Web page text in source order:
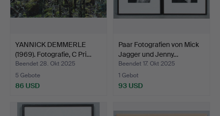
YANNICK DEMMERLE
(1969). Fotografie, C Pri…
Beendet 28. Okt 2025
5 Gebote
86 USD
Paar Fotografien von Mick
Jagger und Jenny…
Beendet 17. Okt 2025
1 Gebot
93 USD